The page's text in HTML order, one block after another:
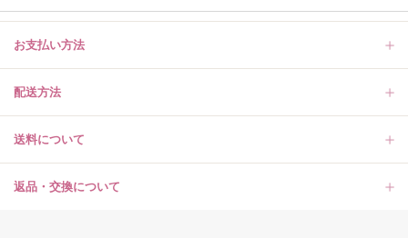
お支払い方法
配送方法
送料について
返品・交換について